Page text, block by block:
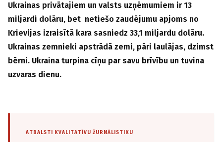
Ukrainas privātajiem un valsts uzņēmumiem ir 13
miljardi dolāru, bet netiešo zaudējumu apjoms no
Krievijas izraisītā kara sasniedz 33,1 miljardu dolāru.
Ukrainas zemnieki apstrādā zemi, pāri laulājas, dzimst
bērni. Ukraina turpina cīņu par savu brīvību un tuvina
uzvaras dienu.
ATBALSTI KVALITATĪVU ŽURNĀLISTIKU